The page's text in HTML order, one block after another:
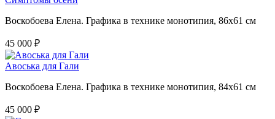
Воскобоева Елена. Графика в технике монотипия, 86х61 см
45 000 ₽
Авоська для Гали
Воскобоева Елена. Графика в технике монотипия, 84х61 см
45 000 ₽